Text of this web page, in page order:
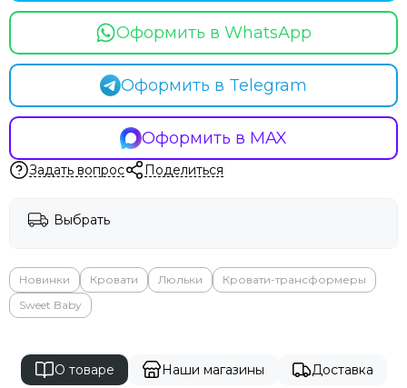
Оформить в WhatsApp
Оформить в Telegram
Оформить в MAX
Задать вопрос Поделиться
Выбрать
Новинки Кровати Люльки
Кровати-трансформеры
Sweet Baby
О товаре Наши магазины Доставка